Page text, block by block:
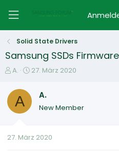
Solid State Drivers
Samsung SSDs
E
s
e
e
A.
E
t
t
27. März 2020
A A.
New Member
27. März 2020